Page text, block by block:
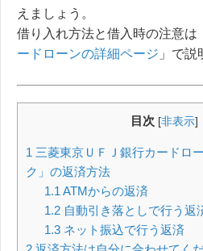
えましょう。
借り入れ方法と借入時の注意は
ードローンの詳細ページ 」で説
目次 [非表示]
1 三菱東京ＵＦＪ銀行カードロ
ク」の返済方法
1.1 ATMからの返済
1.2自動引き落としで行う返
1.3ネット振込で行う返済